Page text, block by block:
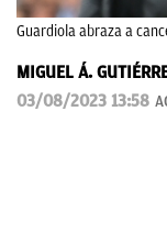
Guardiola abraza a
MIGUEL Á.
03/08/2023 13:58